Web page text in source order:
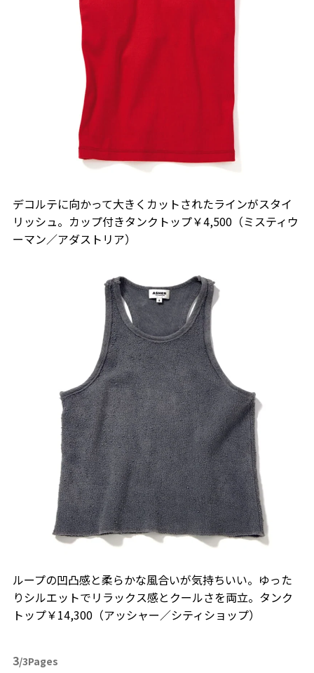
デコルテに向かって大きくカットされたラインがスタイ
リッシュ。カップ付きタンクトップ￥4,500（ミスティウ
ーマン／アダストリア）
ループの凹凸感と柔らかな風合いが気持ちいい。ゆった
りシルエットでリラックス感とクールさを両立。タンク
トップ￥14,300（アッシャー／シティショップ）
3/3Pages